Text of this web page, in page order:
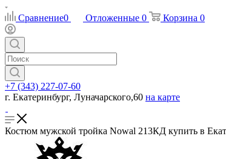
Сравнение0 Отложенные 0 Корзина 0
+7 (343) 227-07-60
г. Екатеринбург, Луначарского,60 на карте
Костюм мужской тройка Nowal 213КД купить в